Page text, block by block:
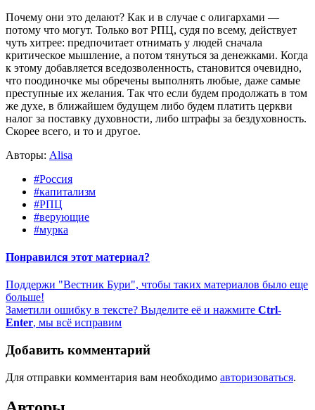
Почему они это делают? Как и в случае с олигархами —
потому что могут. Только вот РПЦ, судя по всему, действует
чуть хитрее: предпочитает отнимать у людей сначала
критическое мышление, а потом тянуться за денежками. Когда
к этому добавляется вседозволенность, становится очевидно,
что поодиночке мы обречены выполнять любые, даже самые
преступные их желания. Так что если будем продолжать в том
же духе, в ближайшем будущем либо будем платить церкви
налог за поставку духовности, либо штрафы за бездуховность.
Скорее всего, и то и другое.
Авторы: Alisa
#Россия
#капитализм
#РПЦ
#верующие
#мурка
Понравился этот материал?
Поддержи "Вестник Бури", чтобы таких материалов было еще
больше!
Заметили ошибку в тексте? Выделите её и нажмите Ctrl-
Enter, мы всё исправим
Добавить комментарий
Для отправки комментария вам необходимо авторизоваться.